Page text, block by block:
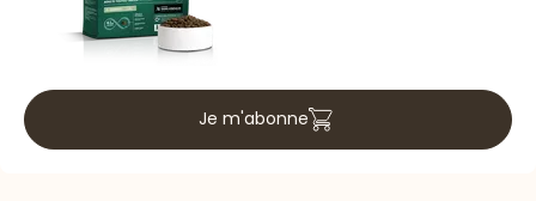
Je m'abonne